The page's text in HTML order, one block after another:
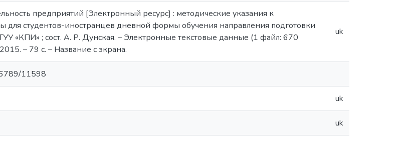
предприятий [Электронный ресурс] : методические указания к
для студентов-иностранцев дневной формы обучения направления подготовки
«КПИ» ; сост. А. Р. Дунская. – Электронные текстовые данные (1 файл: 670
– 79 с. – Название с экрана.
uk
11598
uk
uk